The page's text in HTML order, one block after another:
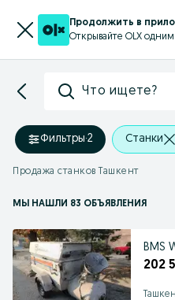
Продолжить в
Открывайте OLX
Что ищете?
Фильтры·2 Станки
Продажа станков Ташкент
МЫ НАШЛИ 83 ОБЪЯВЛЕНИЯ
BMS
202